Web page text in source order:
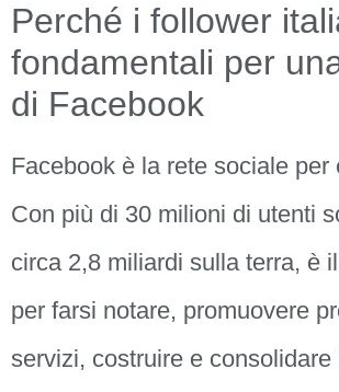
Perché i follower
fondamentali per
di Facebook
Facebook è la rete sociale per
Con più di 30 milioni di utenti
circa 2,8 miliardi sulla terra, è
per farsi notare, promuovere
servizi, costruire e consolidare